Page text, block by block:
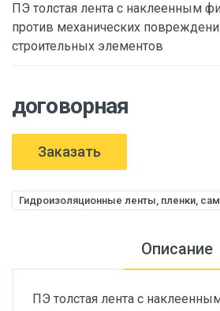
ПЭ толстая лента с наклеенным
против механических
строительных элементов
договорная
Заказать
Гидроизоляционные ленты, пленки,
Описание
ПЭ толстая лента с